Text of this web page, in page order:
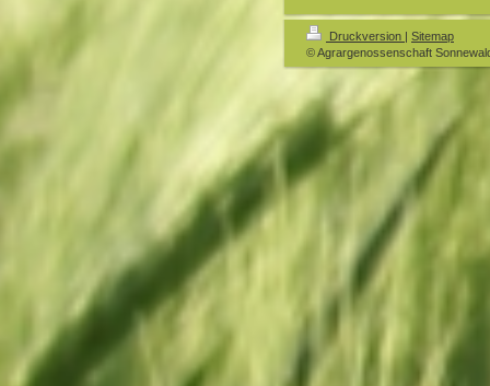
Druckversion | Sitemap
© Agrargenossenschaft